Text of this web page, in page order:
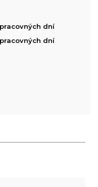
dní
dní